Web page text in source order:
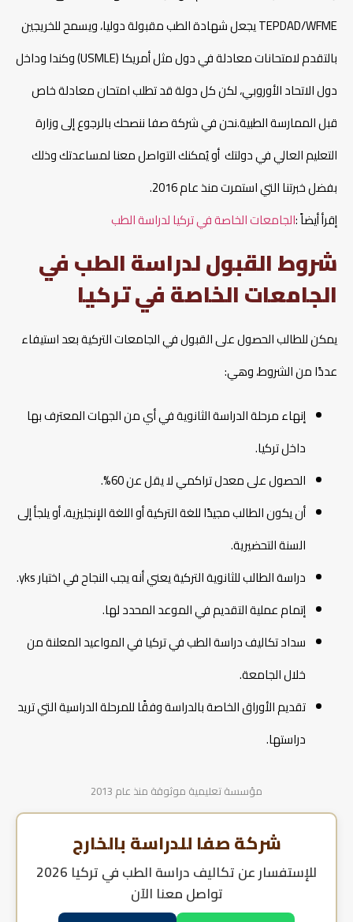
TEPDAD/WFME يجعل شهادة الطب مقبولة دوليا، ويسمح للخريجين
بالتقدم لامتحانات معادلة في دول مثل أمريكا (USMLE) وكندا وداخل
دول الاتحاد الأوروبي، لكن كل دولة قد تطلب امتحان معادلة خاص
قبل الممارسة الطبية.نحن في شركة صفا ننصحك بالرجوع إلى وزارة
التعليم العالي في دولتك أو يُمكنك التواصل معنا لمساعدتك وذلك
بفضل خبرتنا التي استمرت منذ عام 2016.
إقرأ أيضاً :الجامعات الخاصة في تركيا لدراسة الطب
شروط القبول لدراسة الطب في
الجامعات الخاصة في تركيا
يمكن للطالب الحصول على القبول في الجامعات التركية بعد استيفاء
عددًا من الشروط، وهي:
إنهاء مرحلة الدراسة الثانوية في أي من الجهات المعترف بها
داخل تركيا.
الحصول على معدل تراكمي لا يقل عن 60%.
أن يكون الطالب مجيدًا للغة التركية أو اللغة الإنجليزية، أو يلجأ إلى
السنة التحضيرية.
دراسة الطالب للثانوية التركية يعني أنه يجب النجاح في اختبار yks.
إتمام عملية التقديم في الموعد المحدد لها.
سداد تكاليف دراسة الطب في تركيا في المواعيد المعلنة من
خلال الجامعة.
تقديم الأوراق الخاصة بالدراسة وفقًا للمرحلة الدراسية التي تريد
دراستها.
مؤسسة تعليمية موثوقة منذ عام 2013
شركة صفا للدراسة بالخارج
للإستفسار عنتكاليف دراسة الطب في تركيا 2026
تواصل معنا الآن